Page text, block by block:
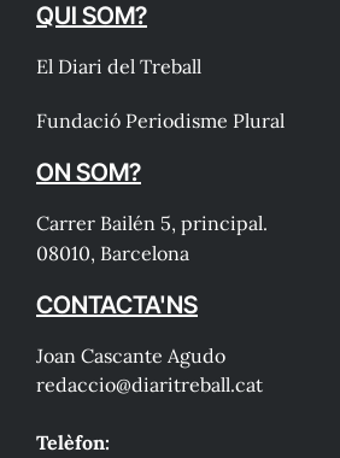
QUI SOM?
El Diari del Treball
Fundació Periodisme Plural
ON SOM?
Carrer Bailén 5, principal.
08010, Barcelona
CONTACTA'NS
Joan Cascante Agudo
redaccio@diaritreball.cat
Telèfon: